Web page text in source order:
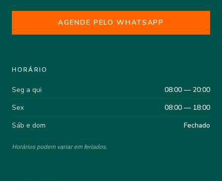
AGENDE PELO WHATSAPP
HORÁRIO
Seg a qui
08:00 — 20:00
Sex
08:00 — 18:00
Sáb e dom
Fechado
Horários podem variar em feriados.